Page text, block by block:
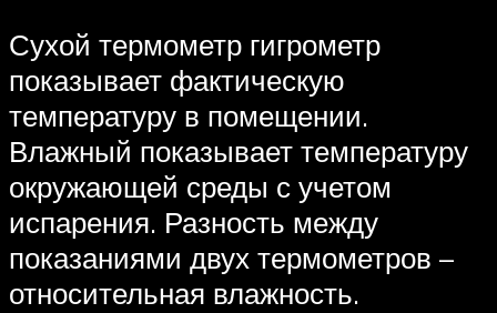
Сухой термометр гигрометр
показывает фактическую
температуру в помещении.
Влажный показывает температуру
окружающей среды с учетом
испарения. Разность между
показаниями двух термометров –
относительная влажность.